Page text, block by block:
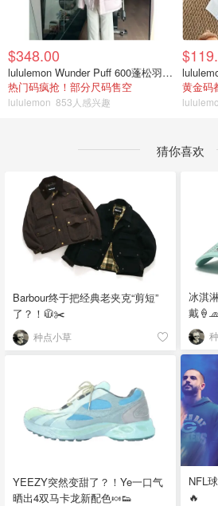
$348.00
lululemon Wunder Puff 600蓬松羽绒夹克
热门码疯抢！部分尺码售空
lululemon 853人感兴趣
黄金码
猜你喜欢
Barbour终于把经典老夹克“剪短”
了？！🧥✂️
种点小草
冰淇
戴
NFL
🔥
YEEZY突然变甜了？！Ye一口气
晒出4双马卡龙新配色🍬👟